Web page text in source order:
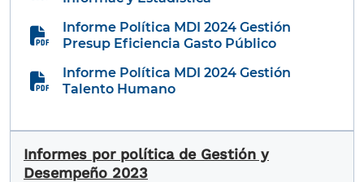
Informe Política MDI 2024 Gestión
Presup Eficiencia Gasto Público
Informe Política MDI 2024 Gestión
Talento Humano
Informes por política de Gestión y
Desempeño 2023